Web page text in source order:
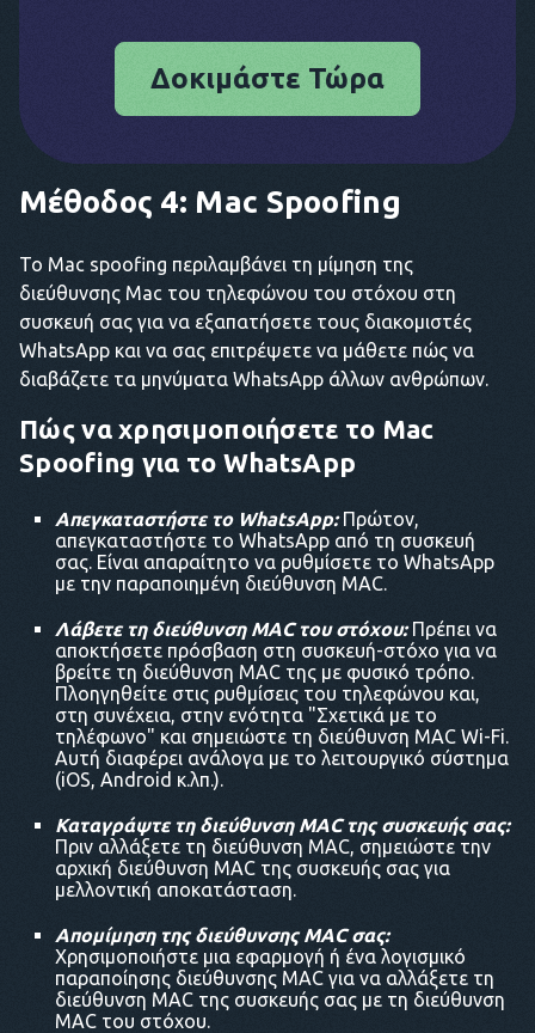
Δοκιμάστε Τώρα
Μέθοδος 4: Mac Spoofing
Το Mac spoofing περιλαμβάνει τη μίμηση της
διεύθυνσης Mac του τηλεφώνου του στόχου στη
συσκευή σας για να εξαπατήσετε τους διακομιστές
WhatsApp και να σας επιτρέψετε να μάθετε πώς να
διαβάζετε τα μηνύματα WhatsApp άλλων ανθρώπων.
Πώς να χρησιμοποιήσετε το Mac
Spoofing για το WhatsApp
Απεγκαταστήστε το WhatsApp:Πρώτον,
απεγκαταστήστε το WhatsApp από τη συσκευή
σας. Είναι απαραίτητο να ρυθμίσετε το WhatsApp
με την παραποιημένη διεύθυνση MAC.
Λάβετε τη διεύθυνση MAC του στόχου:Πρέπει να
αποκτήσετε πρόσβαση στη συσκευή-στόχο για να
βρείτε τη διεύθυνση MAC της με φυσικό τρόπο.
Πλοηγηθείτε στις ρυθμίσεις του τηλεφώνου και,
στη συνέχεια, στην ενότητα "Σχετικά με το
τηλέφωνο" και σημειώστε τη διεύθυνση MAC Wi-Fi.
Αυτή διαφέρει ανάλογα με το λειτουργικό σύστημα
(iOS, Android κ.λπ.).
Καταγράψτε τη διεύθυνση MAC της συσκευής σας:
Πριν αλλάξετε τη διεύθυνση MAC, σημειώστε την
αρχική διεύθυνση MAC της συσκευής σας για
μελλοντική αποκατάσταση.
Απομίμηση της διεύθυνσης MAC σας:
Χρησιμοποιήστε μια εφαρμογή ή ένα λογισμικό
παραποίησης διεύθυνσης MAC για να αλλάξετε τη
διεύθυνση MAC της συσκευής σας με τη διεύθυνση
MAC του στόχου.